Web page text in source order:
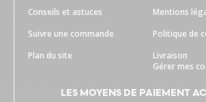
Conseils et astuces
Suivre une commande
Plan du site
Mentions
Politique de
Livraison
Gérer mes
LES MOYENS DE PAIEMENT